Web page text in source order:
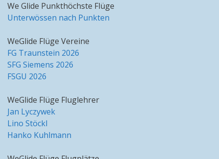
We Glide Punkthöchste Flüge
Unterwössen nach Punkten
WeGlide Flüge Vereine
FG Traunstein 2026
SFG Siemens 2026
FSGU 2026
WeGlide Flüge Fluglehrer
Jan Lyczywek
Lino Stöckl
Hanko Kuhlmann